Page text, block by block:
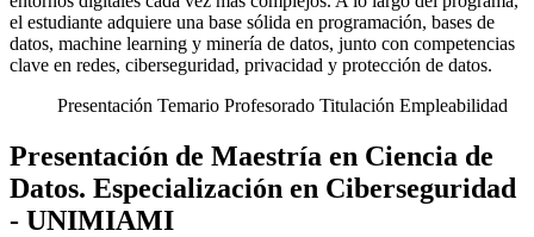
el estudiante adquiere una base sólida en programación, bases de
datos, machine learning y minería de datos, junto con competencias
clave en redes, ciberseguridad, privacidad y protección de datos.
Presentación Temario Profesorado Titulación Empleabilidad
Presentación de Maestría en Ciencia de
Datos. Especialización en Ciberseguridad
- UNIMIAMI